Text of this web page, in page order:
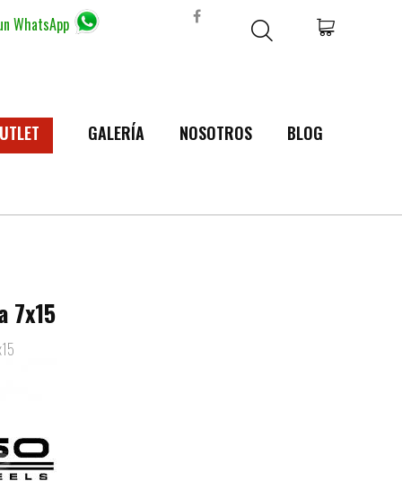
WhatsApp
GALERÍA NOSOTROS BLOG
7x15